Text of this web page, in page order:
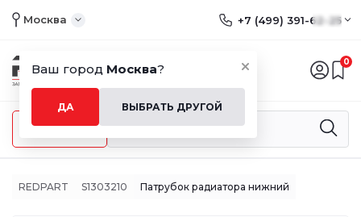
Ваш город Москва?
ДА ВЫБРАТЬ ДРУГОЙ
Москва +7 (499) 391-62-25
0
Меню
REDPART S1303210 Патрубок радиатора нижний